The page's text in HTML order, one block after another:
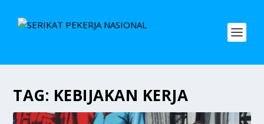
TAG: KEBIJAKAN KERJA